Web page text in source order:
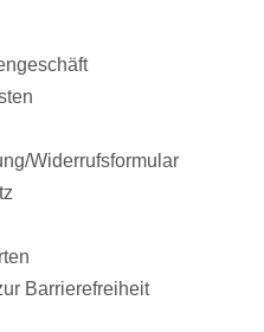
Widerrufsformular
Barrierefreiheit